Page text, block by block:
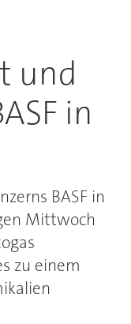
und
in
BASF in
Mittwoch
zu einem